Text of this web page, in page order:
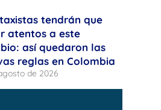
tendrán que
atentos a este
así quedaron las
reglas en Colombia
de 2026